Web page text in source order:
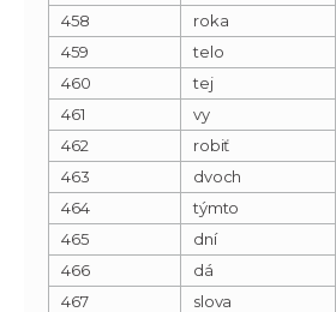
458
roka
459
telo
460
tej
461
vy
462
robiť
463
dvoch
464
týmto
465
dní
466
dá
467
slova